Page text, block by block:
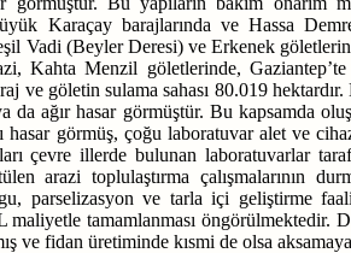
Karaçay barajlarında ve Hassa
Vadi (Beyler Deresi) ve Erkenek
Kahta Menzil göletlerinde,
göletin sulama sahası 80.019
da ağır hasar görmüştür. Bu kapsamda
görmüş, çoğu laboratuvar alet ve
çevre illerde bulunan laboratuvarlar
arazi toplulaştırma çalışmalarının
parselizasyon ve tarla içi geliştirme
tamamlanması öngörülmektedir.
ve fidan üretiminde kısmi de olsa